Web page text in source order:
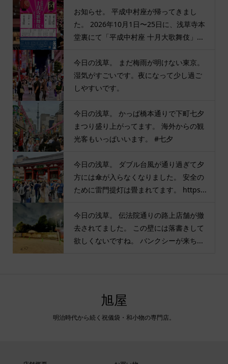
お知らせ。 平成中村座が帰ってきまし
た。 2026年10月1日〜25日に、浅草寺本
堂裏にて「平成中村座 十月大歌舞伎」...
今日の浅草。 まだ梅雨が明けない東京。
湿気がすごいです。夜になって少し過ご
しやすいです。
今日の浅草。 かっぱ橋本通りで下町七夕
まつり盛り上がってます。 海外からの観
光客もいっぱいいます。 #七夕
今日の浅草。 ダブル台風が通り過ぎて夕
方には傘が入らなくなりました。 安全の
ために雷門提灯は畳まれてます。 https...
今日の浅草。 伝法院通りの路上店舗が撤
去されてました。 この壁には落書きして
欲しくないですね。 バンクシーが来ち...
旭屋
明治時代から続く祝儀袋・和小物の専門店。